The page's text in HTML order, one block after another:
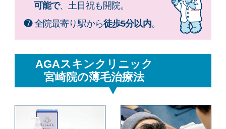
可能で、土日祝も開院。
❼ 全院最寄り駅から徒歩5分以内。
AGAスキンクリニック
宮崎院の薄毛治療法